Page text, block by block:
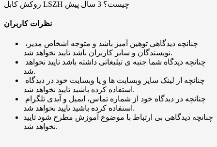
روکش کابل LSZH چیست؟ 3 سال پیش
نظرات کاربران
نویسندگان و سایر کاربران باشد تایید نخواهد شد.
شد.
استفاده کرده باشید تایید نخواهد شد.
استفاده کرده باشید تایید نخواهد شد.
چنانچه دیدگاهی بی ارتباط با موضوع آموزش مطرح شود تایید
نخواهد شد.